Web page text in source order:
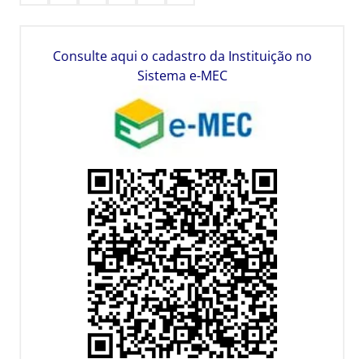
Consulte aqui o cadastro da Instituição no
Sistema e-MEC